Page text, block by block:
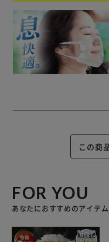
この商
FOR YOU
あなたにおすすめのアイテム